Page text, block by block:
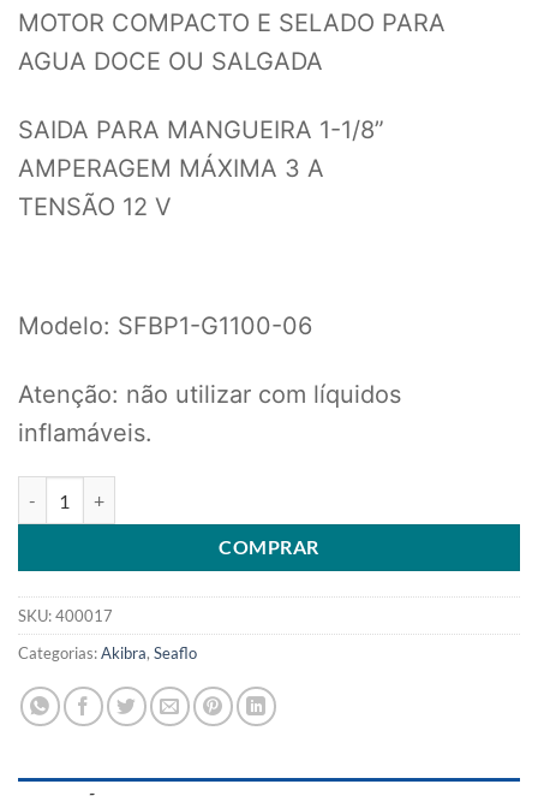
MOTOR COMPACTO E SELADO PARA
AGUA DOCE OU SALGADA
SAIDA PARA MANGUEIRA 1-1/8”
AMPERAGEM MÁXIMA 3 A
TENSÃO 12 V
Modelo: SFBP1-G1100-06
Atenção: não utilizar com líquidos
inflamáveis.
COMPRAR
SKU:400017
Categorias:Akibra, Seaflo